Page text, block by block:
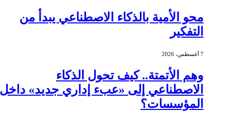
محو الأمية بالذكاء الاصطناعي يبدأ من
التفكير
7 أغسطس، 2026
وهم الأتمتة.. كيف تحول الذكاء
الاصطناعي إلى «عبء إداري جديد» داخل
المؤسسات؟